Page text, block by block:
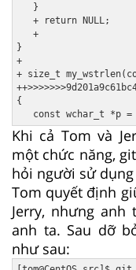
   }
   + return NULL;
   +
}
+
+ size_t
{
Khi cả Tom và
một chức năng,
hỏi người sử
Tom quyết định
Jerry, nhưng
anh ta. Sau dỡ
như sau: